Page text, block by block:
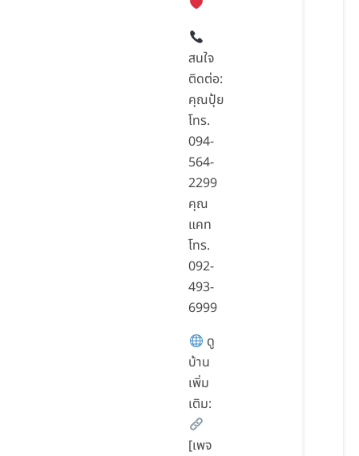
สนใจ
ติดต่อ:
คุณปุ้ย
โทร.
094-
564-
2299
คุณ
แคท
โทร.
092-
493-
6999
ดู
บ้าน
เพิ่ม
เติม:
[เพจ